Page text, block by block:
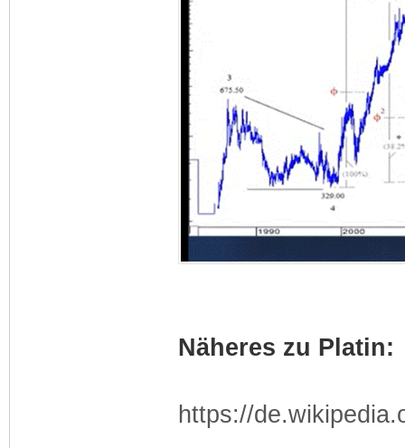
Näheres zu Platin:
https://